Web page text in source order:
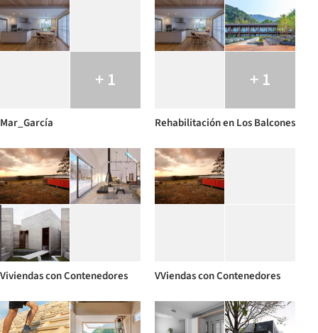
+ 1
Mar_García
+ 1
Rehabilitación en Los Balcones
Viviendas con Contenedores VViendas con Contenedores